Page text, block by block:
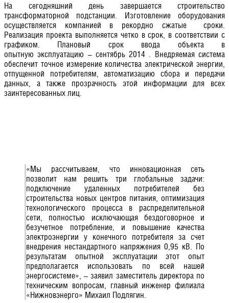
На сегодняшний день завершается строительство
трансформаторной подстанции. Изготовление оборудования
осуществляется компанией в рекордно сжатые сроки.
Реализация проекта выполняется четко в срок, в соответствии с
графиком. Плановый срок ввода объекта в
опытную эксплуатацию – сентябрь 2014 . Внедряемая система
обеспечит точное измерение количества электрической энергии,
отпущенной потребителям, автоматизацию сбора и передачи
данных, а также прозрачность этой информации для всех
заинтересованных лиц.
«Мы рассчитываем, что инновационная сеть
позволит нам решить три глобальные задачи:
подключение удаленных потребителей без
строительства новых центров питания, оптимизация
технологического процесса в распределительной
сети, полностью исключающая бездоговорное и
безучетное потребление, и повышение качества
электроэнергии у конечного потребителя за счет
внедрения нестандартного напряжения 0,95 кВ. По
результатам опытной эксплуатации этот опыт
предполагается использовать по всей нашей
энергосистеме», – заявил заместитель директора по
техническим вопросам, главный инженер филиала
«Нижновэнерго» Михаил Подлягин.